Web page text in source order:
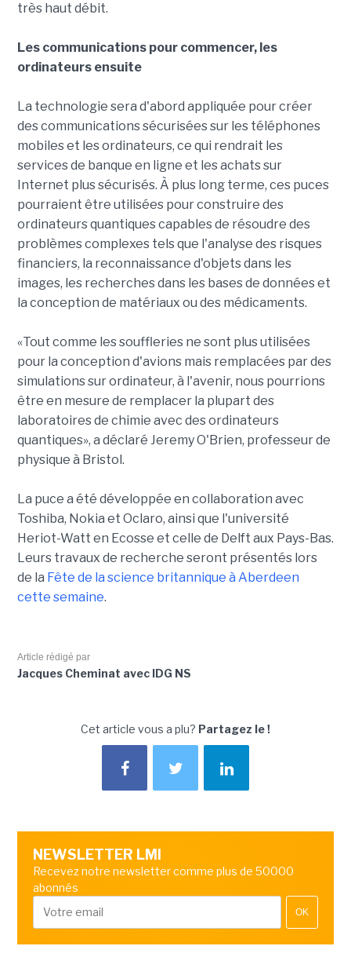
très haut débit.
Les communications pour commencer, les
ordinateurs ensuite
La technologie sera d'abord appliquée pour créer
des communications sécurisées sur les téléphones
mobiles et les ordinateurs, ce qui rendrait les
services de banque en ligne et les achats sur
Internet plus sécurisés. À plus long terme, ces puces
pourraient être utilisées pour construire des
ordinateurs quantiques capables de résoudre des
problèmes complexes tels que l'analyse des risques
financiers, la reconnaissance d'objets dans les
images, les recherches dans les bases de données et
la conception de matériaux ou des médicaments.
«Tout comme les souffleries ne sont plus utilisées
pour la conception d'avions mais remplacées par des
simulations sur ordinateur, à l'avenir, nous pourrions
être en mesure de remplacer la plupart des
laboratoires de chimie avec des ordinateurs
quantiques», a déclaré Jeremy O'Brien, professeur de
physique à Bristol.
La puce a été développée en collaboration avec
Toshiba, Nokia et Oclaro, ainsi que l'université
Heriot-Watt en Ecosse et celle de Delft aux Pays-Bas.
Leurs travaux de recherche seront présentés lors
de la Fête de la science britannique à Aberdeen
cette semaine.
Article rédigé par
Jacques Cheminat avec IDG NS
Cet article vous a plu? Partagez le !
NEWSLETTER LMI
Recevez notre newsletter comme plus de 50000
abonnés
OK